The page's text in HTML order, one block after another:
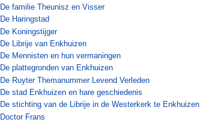
De familie Theunisz en Visser
De Haringstad
De Koningstijger
De Librije van Enkhuizen
De Mennisten en hun vermaningen
De plattegronden van Enkhuizen
De Ruyter Themanummer Levend Verleden
De stad Enkhuizen en hare geschiedenis
De stichting van de Librije in de Westerkerk te Enkhuizen
Doctor Frans